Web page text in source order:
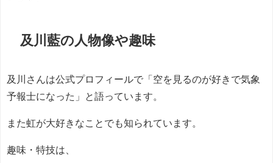
及川藍の人物像や趣味
及川さんは公式プロフィールで「空を見るのが好きで気象
予報士になった」と語っています。
また虹が大好きなことでも知られています。
趣味・特技は、